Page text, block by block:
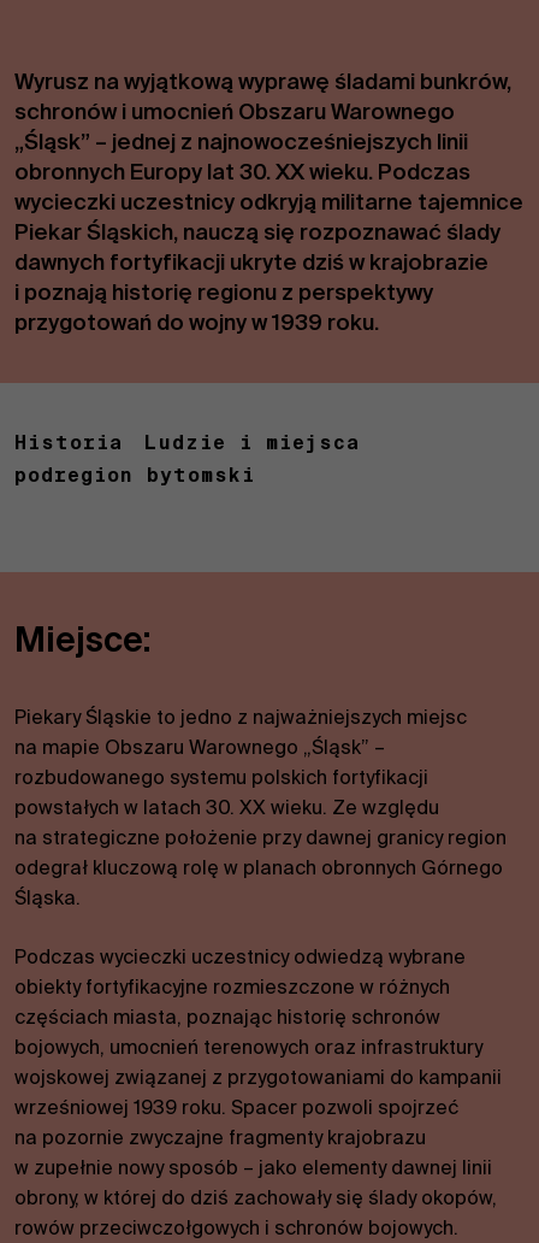
Wyrusz na wyjątkową wyprawę śladami bunkrów,
schronów i umocnień Obszaru Warownego
„Śląsk” – jednej z najnowocześniejszych linii
obronnych Europy lat 30. XX wieku. Podczas
wycieczki uczestnicy odkryją militarne tajemnice
Piekar Śląskich, nauczą się rozpoznawać ślady
dawnych fortyfikacji ukryte dziś w krajobrazie
i poznają historię regionu z perspektywy
przygotowań do wojny w 1939 roku.
Historia
Ludzie i miejsca
podregion bytomski
Miejsce:
Piekary Śląskie to jedno z najważniejszych miejsc
na mapie Obszaru Warownego „Śląsk” –
rozbudowanego systemu polskich fortyfikacji
powstałych w latach 30. XX wieku. Ze względu
na strategiczne położenie przy dawnej granicy region
odegrał kluczową rolę w planach obronnych Górnego
Śląska.
Podczas wycieczki uczestnicy odwiedzą wybrane
obiekty fortyfikacyjne rozmieszczone w różnych
częściach miasta, poznając historię schronów
bojowych, umocnień terenowych oraz infrastruktury
wojskowej związanej z przygotowaniami do kampanii
wrześniowej 1939 roku. Spacer pozwoli spojrzeć
na pozornie zwyczajne fragmenty krajobrazu
w zupełnie nowy sposób – jako elementy dawnej linii
obrony, w której do dziś zachowały się ślady okopów,
rowów przeciwczołgowych i schronów bojowych.